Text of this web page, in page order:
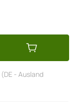
(DE - Ausland